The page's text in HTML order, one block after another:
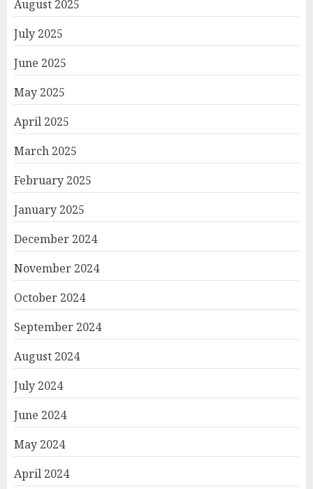
August 2025
July 2025
June 2025
May 2025
April 2025
March 2025
February 2025
January 2025
December 2024
November 2024
October 2024
September 2024
August 2024
July 2024
June 2024
May 2024
April 2024